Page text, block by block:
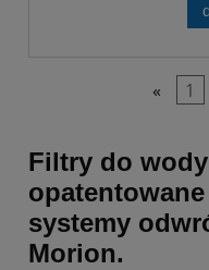
« 1
Filtry do
systemy
Morion.